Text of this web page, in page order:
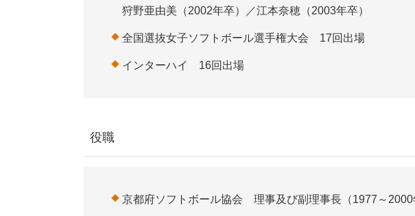
狩野亜由美（2002年卒）／江本奈穂（2003年卒）
全国選抜女子ソフトボール選手権大会 17回出場
インターハイ 16回出場
役職
京都府ソフトボール協会 理事及び副理事長（1977～2000